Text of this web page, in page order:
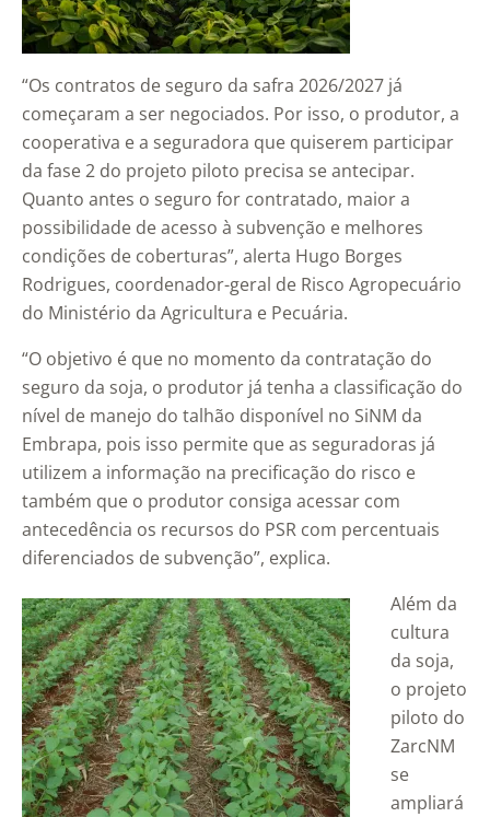
“Os contratos de seguro da safra 2026/2027 já
começaram a ser negociados. Por isso, o produtor, a
cooperativa e a seguradora que quiserem participar
da fase 2 do projeto piloto precisa se antecipar.
Quanto antes o seguro for contratado, maior a
possibilidade de acesso à subvenção e melhores
condições de coberturas”, alerta Hugo Borges
Rodrigues, coordenador-geral de Risco Agropecuário
do Ministério da Agricultura e Pecuária.
“O objetivo é que no momento da contratação do
seguro da soja, o produtor já tenha a classificação do
nível de manejo do talhão disponível no SiNM da
Embrapa, pois isso permite que as seguradoras já
utilizem a informação na precificação do risco e
também que o produtor consiga acessar com
antecedência os recursos do PSR com percentuais
diferenciados de subvenção”, explica.
Além da
cultura
da soja,
o projeto
piloto do
ZarcNM
se
ampliará